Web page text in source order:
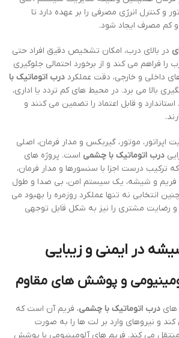
و کنترل انرژی مصرفی را بر عهده دارد تا
و کم مصرف ایجاد شود.
در بالای درب، امکان تشخیص دقیق افراد حتی
را فراهم می کند و از برخورد احتمالی جلوگیری
داخلی و خارجی، دقت عملکرد درب اتوماتیک با
بالا می برد. در محیط های کم تردد یا اداری،
و قابل اعتماد را تضمین می کنند و
اپراتور، موتور، گیربکس و مدار فرمان، اصلی
درب اتوماتیک با چشمی است. پروژه های
ترکیب درست اجزا با سنسورها و مدار فرمان،
فریم و شیشه، یک سیستم امن، بی صدا و طول
انتخابی نه تنها عملکرد روزمره را بهبود می
و رضایت مشتری را نیز به شکل قابل توجهی
در ایمنی و زیبایی
و پوشش های مقاوم
درب اتوماتیک با چشمی، فریم آن است که
و نیروهای وارد بر لت ها را به صورت
می کند. فریم های آلومینیومی با پوشش